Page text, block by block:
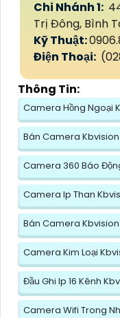
Chi Nhánh 1:
Trị Đông, Bình
Kỹ Thuật:
Điện Thoại:
Thông Tin:
Camera Hồng Ngoại
Bán Camera
Camera 360 Báo
Camera Ip Than
Bán Camera Kbvision
Camera Kim Loại
Đầu Ghi Ip 16 Kênh
Camera Wifi Trong